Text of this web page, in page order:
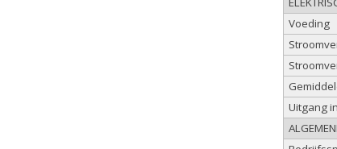
Voeding
Uitgang